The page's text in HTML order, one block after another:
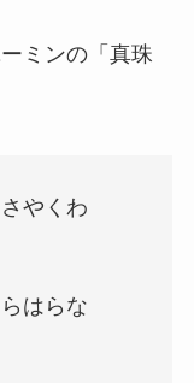
ミンの「真珠
やくわ
はらな